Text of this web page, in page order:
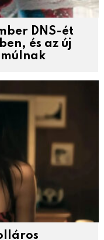
DNS-ét
és az új